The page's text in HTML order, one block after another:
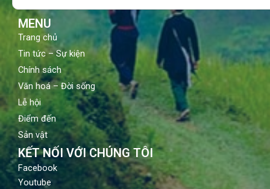
MENU
Trang chủ
Tin tức – Sự kiện
Chính sách
Văn hoá – Đời sống
Lễ hội
Điểm đến
Sản vật
KẾT NỐI VỚI CHÚNG TÔI
Facebook
Youtube